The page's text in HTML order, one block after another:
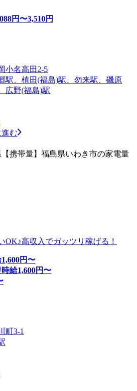
円〜3,510円
小名高田2-5
駅、植田(福島)駅、勿来駅、磯原
広野(福島)駅
む
携帯量】福島県いわき市の家電量
OK♪高収入でガッツリ稼げる！
1,600円〜
時給1,600円〜
町3-1